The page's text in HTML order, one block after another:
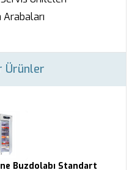
Arabaları
Ürünler
Buzdolabı Standart